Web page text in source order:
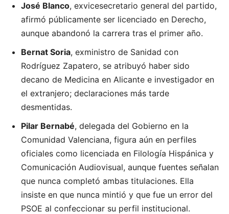
José Blanco, exvicesecretario general del partido,
afirmó públicamente ser licenciado en Derecho,
aunque abandonó la carrera tras el primer año.
Bernat Soria, exministro de Sanidad con
Rodríguez Zapatero, se atribuyó haber sido
decano de Medicina en Alicante e investigador en
el extranjero; declaraciones más tarde
desmentidas.
Pilar Bernabé, delegada del Gobierno en la
Comunidad Valenciana, figura aún en perfiles
oficiales como licenciada en Filología Hispánica y
Comunicación Audiovisual, aunque fuentes señalan
que nunca completó ambas titulaciones. Ella
insiste en que nunca mintió y que fue un error del
PSOE al confeccionar su perfil institucional.